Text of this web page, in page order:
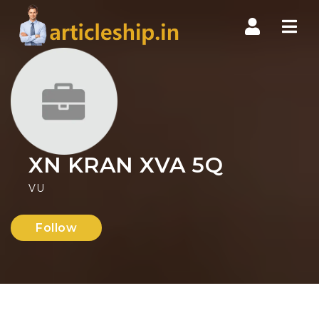
XN KRAN XVA 5Q
VU
Follow